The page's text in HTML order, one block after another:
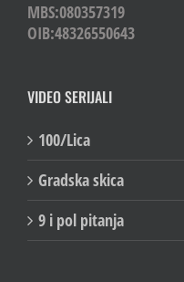
MBS:080357319
OIB:48326550643
VIDEO SERIJALI
100/Lica
Gradska skica
9 i pol pitanja